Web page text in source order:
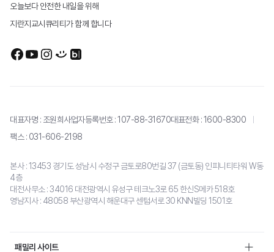
오늘보다 안전한 내일을 위해
지란지교시큐리티가 함께 합니다
대표자명 : 조원희사업자등록번호 : 107-88-31670대표전화 :1600-8300
팩스 : 031-606-2198
본사 : 13453 경기도 성남시 수정구 금토로80번길 37 (금토동) 인피니티타워 W동
4층
대전사무소 : 34016 대전광역시 유성구 테크노3로 65 한신S메카 518호
영남지사 : 48058 부산광역시 해운대구 센텀서로 30 KNN빌딩 1501호
패밀리 사이트